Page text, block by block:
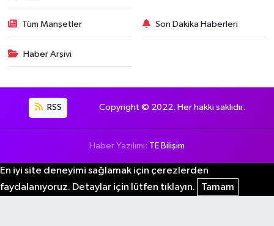
Tüm Manşetler Son Dakika Haberleri
Haber Arşivi
RSS Copyright © 2022. Her hakkı saklıdır.
Haber Yazılımı: TE Bilişim
En iyi site deneyimi sağlamak için çerezlerden
faydalanıyoruz. Detaylar için lütfen tıklayın.
Tamam